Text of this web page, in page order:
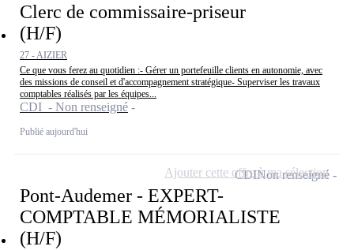
Clerc de commissaire-priseur
(H/F)
27 - AIZIER
Ce que vous ferez au quotidien :- Gérer un portefeuille clients en autonomie, avec
des missions de conseil et d'accompagnement stratégique- Superviser les travaux
comptables réalisés par les équipes...
CDI - Non renseigné
Publié aujourd'hui
Pont-Audemer - EXPERT-
COMPTABLE MÉMORIALISTE
(H/F)
CDINon renseigné
Ajouter cette offre à ma sélection